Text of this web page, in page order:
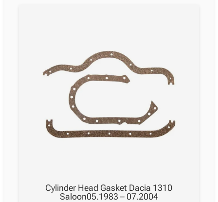
Cylinder Head Gasket Dacia 1310
Saloon05.1983 – 07.2004